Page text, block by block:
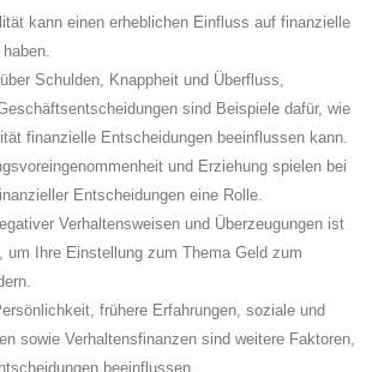
kann einen erheblichen Einfluss auf finanzielle
Schulden, Knappheit und Überfluss,
sind Beispiele dafür, wie
finanzielle Entscheidungen beeinflussen kann.
und Erziehung spielen bei
Entscheidungen eine Rolle.
Verhaltensweisen und Überzeugungen ist
um Ihre Einstellung zum Thema Geld zum
frühere Erfahrungen, soziale und
sowie Verhaltensfinanzen sind weitere Faktoren,
beeinflussen.